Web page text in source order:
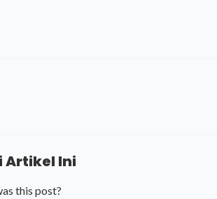
Artikel Ini
this post?